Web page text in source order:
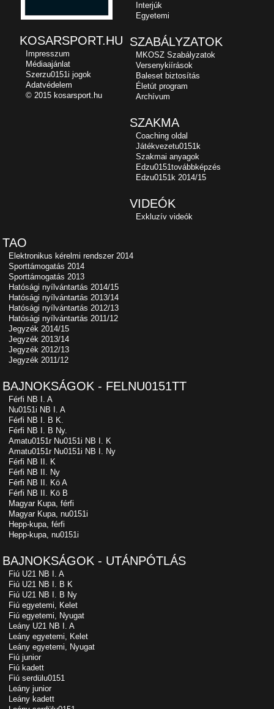
Interjúk
Egyetemi
SZABÁLYZATOK
MKOSZ Szabályzatok
Versenykiírások
Baleset biztosítás
Életút program
Archívum
SZAKMA
Coaching oldal
Játékvezetu0151k
Szakmai anyagok
Edzu0151továbbképzés
Edzu0151k 2014/15
VIDEÓK
Exkluzív videók
TAO
Elektronikus kérelmi rendszer 2014
Sporttámogatás 2014
Sporttámogatás 2013
Hatósági nyílvántartás 2014/15
Hatósági nyílvántartás 2013/14
Hatósági nyílvántartás 2012/13
Hatósági nyílvántartás 2011/12
Jegyzék 2014/15
Jegyzék 2013/14
Jegyzék 2012/13
Jegyzék 2011/12
BAJNOKSÁGOK - FELNU0151TT
Férfi NB I. A
Nu0151i NB I. A
Férfi NB I. B K.
Férfi NB I. B Ny.
Amatu0151r Nu0151i NB I. K
Amatu0151r Nu0151i NB I. Ny
Férfi NB II. K
Férfi NB II. Ny
Férfi NB II. Kö A
Férfi NB II. Kö B
Magyar Kupa, férfi
Magyar Kupa, nu0151i
Hepp-kupa, férfi
Hepp-kupa, nu0151i
BAJNOKSÁGOK - UTÁNPÓTLÁS
Fiú U21 NB I. A
Fiú U21 NB I. B K
Fiú U21 NB I. B Ny
Fiú egyetemi, Kelet
Fiú egyetemi, Nyugat
Leány U21 NB I. A
Leány egyetemi, Kelet
Leány egyetemi, Nyugat
Fiú junior
Fiú kadett
Fiú serdülu0151
Leány junior
Leány kadett
KOSARSPORT.HU
Impresszum
Médiaajánlat
Szerzu0151i jogok
Adatvédelem
© 2015 kosarsport.hu